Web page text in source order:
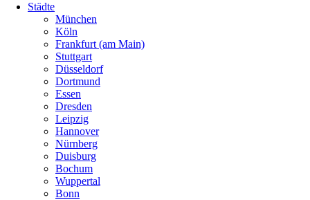
Städte
München
Köln
Frankfurt (am Main)
Stuttgart
Düsseldorf
Dortmund
Essen
Dresden
Leipzig
Hannover
Nürnberg
Duisburg
Bochum
Wuppertal
Bonn